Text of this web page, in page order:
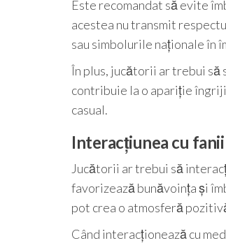
Este recomandat să evite
acestea nu transmit
sau simbolurile naționale în
În plus, jucătorii ar trebui să
contribuie la o apariție
casual.
Interacțiunea cu
Jucătorii ar trebui să
favorizează bunăvoința și
pot crea o atmosferă
Când interacționează cu